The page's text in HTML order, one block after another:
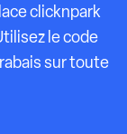
clicknpark
le code
sur toute